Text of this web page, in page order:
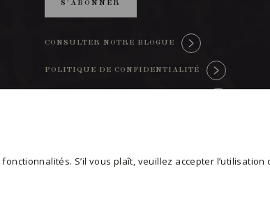
S’il vous plaît, veuillez accepter l’utilisation
S'ABONNER
CONSULTER NOTRE BLOGUE
POLITIQUE DE CONFIDENTIALITÉ